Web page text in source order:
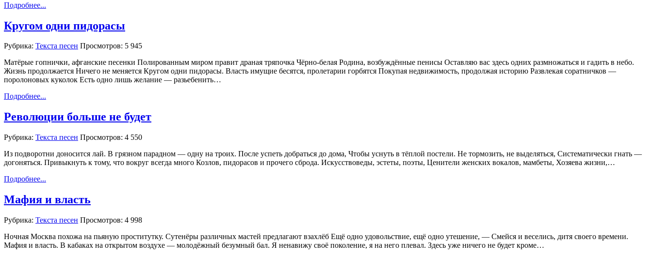
Подробнее...
Кругом одни пидорасы
Рубрика: Текста песен Просмотров: 5 945
Матёрые гопнички, афганские песенки Полированным миром правит драная тряпочка Чёрно-белая Родина, возбуждённые пенисы Оставляю вас здесь одних размножаться и гадить в небо.
Жизнь продолжается Ничего не меняется Кругом одни пидорасы. Власть имущие бесятся, пролетарии горбятся Покупая недвижимость, продолжая историю Развлекая соратничков —
поролоновых куколок Есть одно лишь желание — разьебенить…
Подробнее...
Революции больше не будет
Рубрика: Текста песен Просмотров: 4 550
Из подворотни доносится лай. В грязном парадном — одну на троих. После успеть добраться до дома, Чтобы уснуть в тёплой постели. Не тормозить, не выделяться, Систематически гнать —
догоняться. Привыкнуть к тому, что вокруг всегда много Козлов, пидорасов и прочего сброда. Искусствоведы, эстеты, поэты, Ценители женских вокалов, мамбеты, Хозяева жизни,…
Подробнее...
Мафия и власть
Рубрика: Текста песен Просмотров: 4 998
Ночная Москва похожа на пьяную проститутку. Сутенёры различных мастей предлагают взахлёб Ещё одно удовольствие, ещё одно утешение, — Смейся и веселись, дитя своего времени.
Мафия и власть. В кабаках на открытом воздухе — молодёжный безумный бал. Я ненавижу своё поколение, я на него плевал. Здесь уже ничего не будет кроме…